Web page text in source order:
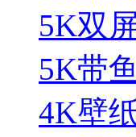
5K双
5K带
4K壁